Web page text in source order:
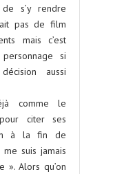
s’y rendre
pas de film
mais c’est
si
aussi
comme le
pour citer ses
à la fin de
suis jamais
». Alors qu’on